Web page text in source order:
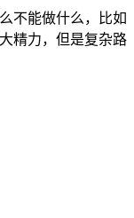
不能做什么，比如
精力，但是复杂路